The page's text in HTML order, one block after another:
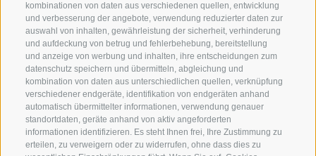
kombinationen von daten aus verschiedenen quellen, entwicklung
und verbesserung der angebote, verwendung reduzierter daten zur
auswahl von inhalten, gewährleistung der sicherheit, verhinderung
und aufdeckung von betrug und fehlerbehebung, bereitstellung
und anzeige von werbung und inhalten, ihre entscheidungen zum
datenschutz speichern und übermitteln, abgleichung und
kombination von daten aus unterschiedlichen quellen, verknüpfung
verschiedener endgeräte, identifikation von endgeräten anhand
automatisch übermittelter informationen, verwendung genauer
standortdaten, geräte anhand von aktiv angeforderten
informationen identifizieren. Es steht Ihnen frei, Ihre Zustimmung zu
erteilen, zu verweigern oder zu widerrufen, ohne dass dies zu
Reisetaschen & Dry Bag
Newsletter
Leihausrüstung
Login
Bezahlung
Partner
Pauschalreiserichtlinie